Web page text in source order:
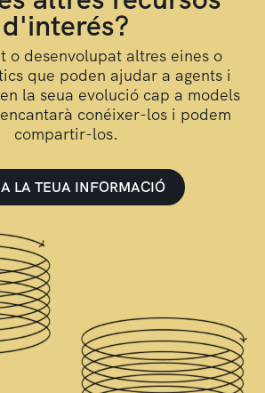
d'interés?
o desenvolupat altres eines o
que poden ajudar a agents i
la seua evolució cap a models
conéixer-los i podem
compartir-los.
LA TEUA INFORMACIÓ